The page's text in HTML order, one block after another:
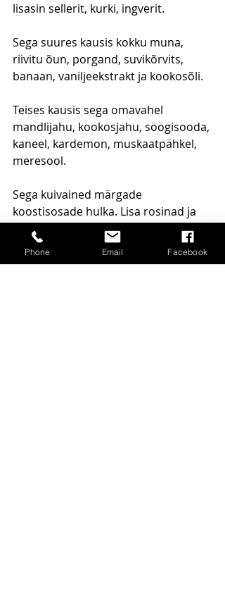
lisasin sellerit, kurki, ingverit.
Sega suures kausis kokku muna,
riivitu õun, porgand, suvikõrvits,
banaan, vaniljeekstrakt ja kookosõli.
Teises kausis sega omavahel
mandlijahu, kookosjahu, söögisooda,
kaneel, kardemon, muskaatpähkel,
meresool.
Sega kuivained märgade
koostisosade hulka. Lisa rosinad ja
purusta käte vahel kreeka pähklid
taigna hulka. Sega hästi läbi.
Phone Email Facebook